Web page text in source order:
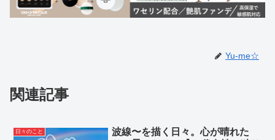
Yu-me☆
関連記事
日々のこと
波線〜を描く日々。心が晴れた